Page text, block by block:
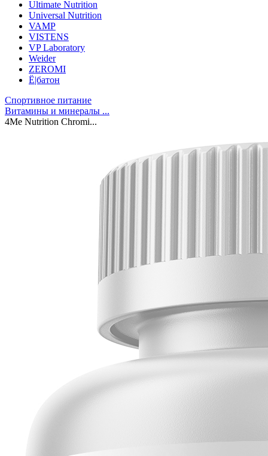
Ultimate Nutrition
Universal Nutrition
VAMP
VISTENS
VP Laboratory
Weider
ZEROMI
Ё|батон
Спортивное питание
Витамины и минералы ...
4Me Nutrition Chromi...